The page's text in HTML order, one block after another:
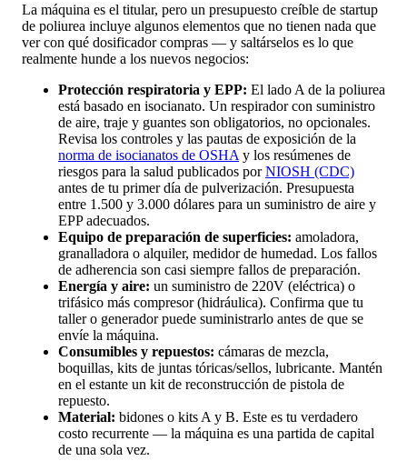
La máquina es el titular, pero un presupuesto creíble de startup
de poliurea incluye algunos elementos que no tienen nada que
ver con qué dosificador compras — y saltárselos es lo que
realmente hunde a los nuevos negocios:
Protección respiratoria y EPP: El lado A de la poliurea
está basado en isocianato. Un respirador con suministro
de aire, traje y guantes son obligatorios, no opcionales.
Revisa los controles y las pautas de exposición de la
norma de isocianatos de OSHA y los resúmenes de
riesgos para la salud publicados porNIOSH (CDC)
antes de tu primer día de pulverización. Presupuesta
entre 1.500 y 3.000 dólares para un suministro de aire y
EPP adecuados.
Equipo de preparación de superficies: amoladora,
granalladora o alquiler, medidor de humedad. Los fallos
de adherencia son casi siempre fallos de preparación.
Energía y aire: un suministro de 220V (eléctrica) o
trifásico más compresor (hidráulica). Confirma que tu
taller o generador puede suministrarlo antes de que se
envíe la máquina.
Consumibles y repuestos: cámaras de mezcla,
boquillas, kits de juntas tóricas/sellos, lubricante. Mantén
en el estante un kit de reconstrucción de pistola de
repuesto.
Material: bidones o kits A y B. Este es tu verdadero
costo recurrente — la máquina es una partida de capital
de una sola vez.